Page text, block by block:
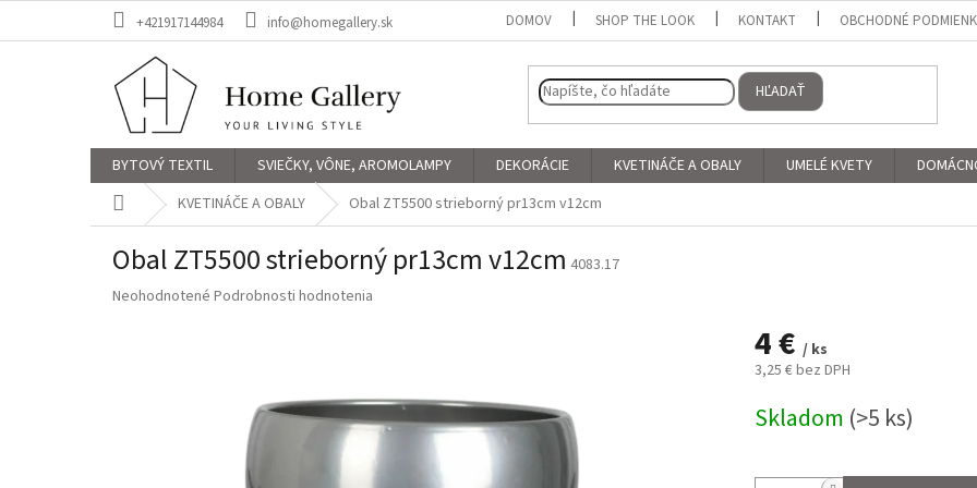
+421917144984 info@homegallery.sk DOMOV SHOP THE LOOK KONTAKT OBCHODNÉ
HĽADAŤ
BYTOVÝ TEXTIL SVIEČKY, VÔNE, AROMOLAMPY DEKORÁCIE KVETINÁČE A OBALY UMELÉ KVETY
DomovKVETINÁČE A OBALY Obal ZT5500 strieborný pr13cm v12cm
Obal ZT5500 strieborný pr13cm v12cm 4083.17
Priemerné
Neohodnotené Podrobnosti hodnotenia
4 € / ks
3,25 € bez DPH
cena:
Skladom (>5 ks)